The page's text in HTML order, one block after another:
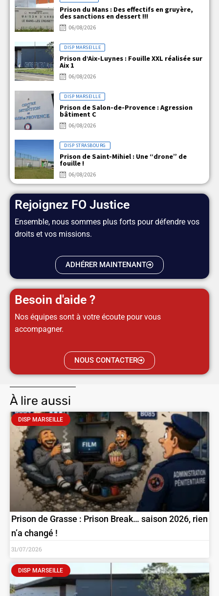
Prison du Mans : Des effectifs en gruyère,
des sanctions en dessert !!!
06/08/2026
DISP MARSEILLE
Prison d’Aix-Luynes : Fouille XXL réalisée sur
Aix 1
06/08/2026
DISP MARSEILLE
Prison de Salon-de-Provence : Agression
bâtiment C
06/08/2026
DISP STRASBOURG
Prison de Saint-Mihiel : Une “drone” de
fouille !
06/08/2026
Rejoignez FO Justice
Ensemble, nous sommes plus forts pour défendre vos
droits et vos missions.
ADHÉRER MAINTENANT
Besoin d'aide ?
Nos équipes sont à votre écoute pour vous
accompagner.
NOUS CONTACTER
À lire aussi
DISP MARSEILLE
Prison de Grasse : Prison Break… saison 2026, rien
n’a changé !
31/07/2026
DISP MARSEILLE